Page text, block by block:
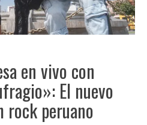
en vivo con
El nuevo
peruano